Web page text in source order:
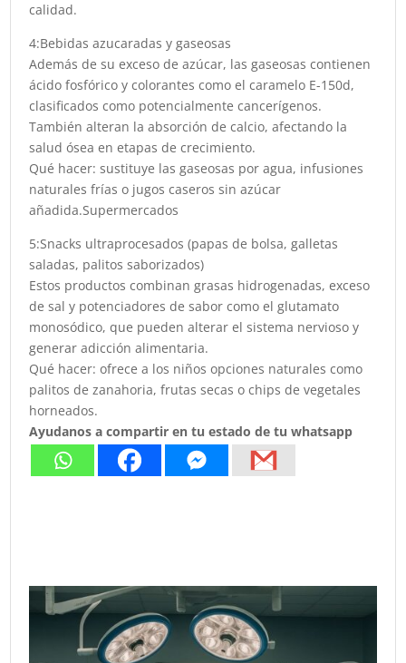
calidad.
4:Bebidas azucaradas y gaseosas
Además de su exceso de azúcar, las gaseosas contienen
ácido fosfórico y colorantes como el caramelo E-150d,
clasificados como potencialmente cancerígenos.
También alteran la absorción de calcio, afectando la
salud ósea en etapas de crecimiento.
Qué hacer: sustituye las gaseosas por agua, infusiones
naturales frías o jugos caseros sin azúcar
añadida.Supermercados
5:Snacks ultraprocesados (papas de bolsa, galletas
saladas, palitos saborizados)
Estos productos combinan grasas hidrogenadas, exceso
de sal y potenciadores de sabor como el glutamato
monosódico, que pueden alterar el sistema nervioso y
generar adicción alimentaria.
Qué hacer: ofrece a los niños opciones naturales como
palitos de zanahoria, frutas secas o chips de vegetales
horneados.
Ayudanos a compartir en tu estado de tu whatsapp